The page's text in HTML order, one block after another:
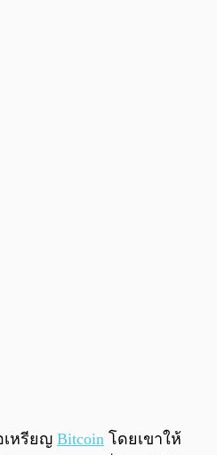
0:00/
เหรียญ Bitcoin โดยเขาให้